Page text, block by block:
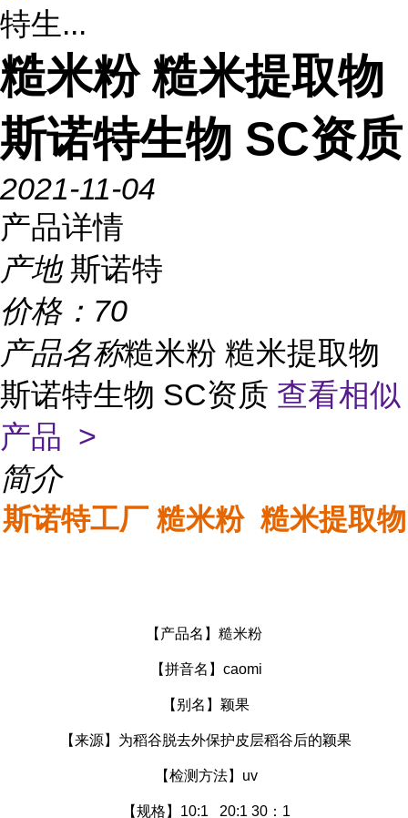
特生...
糙米粉 糙米提取物
斯诺特生物 SC资质
2021-11-04
产品详情
产地 斯诺特
价格： 70
产品名称糙米粉 糙米提取物
斯诺特生物 SC资质 查看相似
产品 >
简介
斯诺特工厂 糙米粉 糙米提取物
【产品名】糙米粉
【拼音名】caomi
【别名】颖果
【来源】为稻谷脱去外保护皮层稻谷后的颖果
【检测方法】uv
【规格】10:1 20:1 30：1